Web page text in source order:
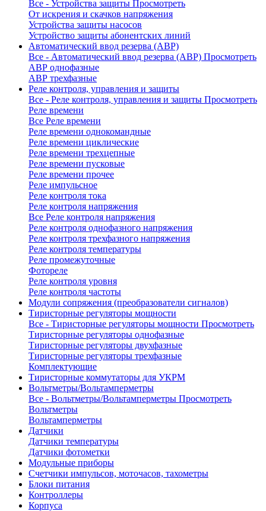
Все - Устройства защиты Просмотреть
От искрения и скачков напряжения
Устройства защиты насосов
Устройство защиты абонентских линий
Автоматический ввод резерва (АВР)
Все - Автоматический ввод резерва (АВР) Просмотреть
АВР однофазные
АВР трехфазные
Реле контроля, управления и защиты
Все - Реле контроля, управления и защиты Просмотреть
Реле времени
Все Реле времени
Реле времени однокомандные
Реле времени циклические
Реле времени трехцепные
Реле времени пусковые
Реле времени прочее
Реле импульсное
Реле контроля тока
Реле контроля напряжения
Все Реле контроля напряжения
Реле контроля однофазного напряжения
Реле контроля трехфазного напряжения
Реле контроля температуры
Реле промежуточные
Фотореле
Реле контроля уровня
Реле контроля частоты
Модули сопряжения (преобразователи сигналов)
Тиристорные регуляторы мощности
Все - Тиристорные регуляторы мощности Просмотреть
Тиристорные регуляторы однофазные
Тиристорные регуляторы двухфазные
Тиристорные регуляторы трехфазные
Комплектующие
Тиристорные коммутаторы для УКРМ
Вольтметры/Вольтамперметры
Все - Вольтметры/Вольтамперметры Просмотреть
Вольтметры
Вольтамперметры
Датчики
Датчики температуры
Датчики фотометки
Модульные приборы
Счетчики импульсов, моточасов, тахометры
Блоки питания
Контроллеры
Корпуса